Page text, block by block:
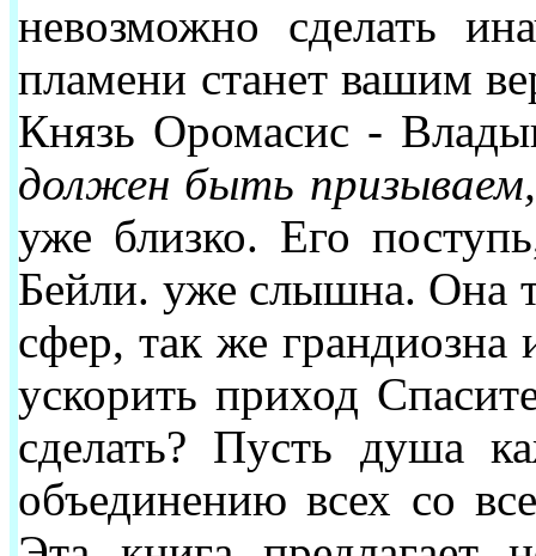
невозможно сделать
пламени станет вашим
Князь Оромасис -
должен быть
уже близко. Его
Бейли. уже слышна. Она
сфер, так же
ускорить приход
сделать? Пусть душа
объединению всех со